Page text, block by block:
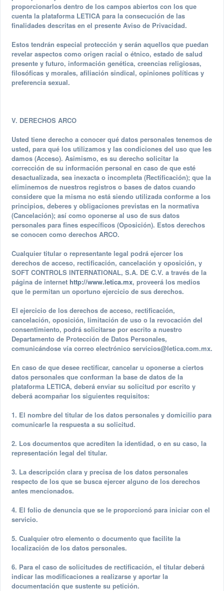
proporcionarlos dentro de los campos abiertos con los que
cuenta la plataforma LETICA para la consecución de las
finalidades descritas en el presente Aviso de Privacidad.
Estos tendrán especial protección y serán aquellos que puedan
revelar aspectos como origen racial o étnico, estado de salud
presente y futuro, información genética, creencias religiosas,
filosóficas y morales, afiliación sindical, opiniones políticas y
preferencia sexual.
V. DERECHOS ARCO
Usted tiene derecho a conocer qué datos personales tenemos de
usted, para qué los utilizamos y las condiciones del uso que les
damos (Acceso). Asimismo, es su derecho solicitar la
corrección de su información personal en caso de que esté
desactualizada, sea inexacta o incompleta (Rectificación); que la
eliminemos de nuestros registros o bases de datos cuando
considere que la misma no está siendo utilizada conforme a los
principios, deberes y obligaciones previstas en la normativa
(Cancelación); así como oponerse al uso de sus datos
personales para fines específicos (Oposición). Estos derechos
se conocen como derechos ARCO.
Cualquier titular o representante legal podrá ejercer los
derechos de acceso, rectificación, cancelación y oposición, y
SOFT CONTROLS INTERNATIONAL, S.A. DE C.V. a través de la
página de internet http://www.letica.mx, proveerá los medios
que le permitan un oportuno ejercicio de sus derechos.
El ejercicio de los derechos de acceso, rectificación,
cancelación, oposición, limitación de uso o la revocación del
consentimiento, podrá solicitarse por escrito a nuestro
Departamento de Protección de Datos Personales,
comunicándose vía correo electrónico servicios@letica.com.mx.
En caso de que desee rectificar, cancelar u oponerse a ciertos
datos personales que conforman la base de datos de la
plataforma LETICA, deberá enviar su solicitud por escrito y
deberá acompañar los siguientes requisitos:
1. El nombre del titular de los datos personales y domicilio para
comunicarle la respuesta a su solicitud.
2. Los documentos que acrediten la identidad, o en su caso, la
representación legal del titular.
3. La descripción clara y precisa de los datos personales
respecto de los que se busca ejercer alguno de los derechos
antes mencionados.
4. El folio de denuncia que se le proporcionó para iniciar con el
servicio.
5. Cualquier otro elemento o documento que facilite la
localización de los datos personales.
6. Para el caso de solicitudes de rectificación, el titular deberá
indicar las modificaciones a realizarse y aportar la
documentación que sustente su petición.